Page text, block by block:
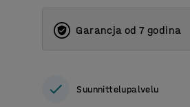
Garancja od 7 godina
Suunnittelupalvelu